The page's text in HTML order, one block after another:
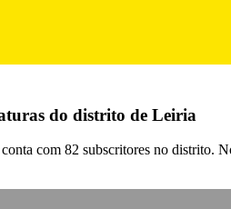
do distrito de Leiria
com 82 subscritores no distrito.